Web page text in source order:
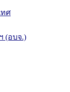
ทศ
(อบจ.)